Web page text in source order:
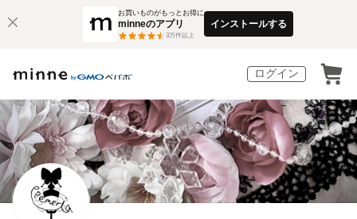
お買いものがもっとお得に
minneのアプリ
3万件以上
インストールする
ログイン